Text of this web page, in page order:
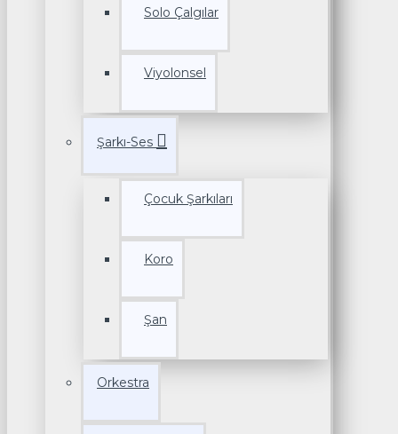
Solo Çalgılar
Viyolonsel
Şarkı-Ses
Çocuk Şarkıları
Koro
Şan
Orkestra